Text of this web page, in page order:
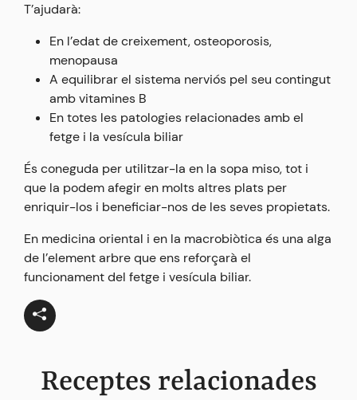
T’ajudarà:
En l’edat de creixement, osteoporosis,
menopausa
A equilibrar el sistema nerviós pel seu contingut
amb vitamines B
En totes les patologies relacionades amb el
fetge i la vesícula biliar
És coneguda per utilitzar-la en la sopa miso, tot i
que la podem afegir en molts altres plats per
enriquir-los i beneficiar-nos de les seves propietats.
En medicina oriental i en la macrobiòtica és una alga
de l’element arbre que ens reforçarà el
funcionament del fetge i vesícula biliar.
Receptes relacionades